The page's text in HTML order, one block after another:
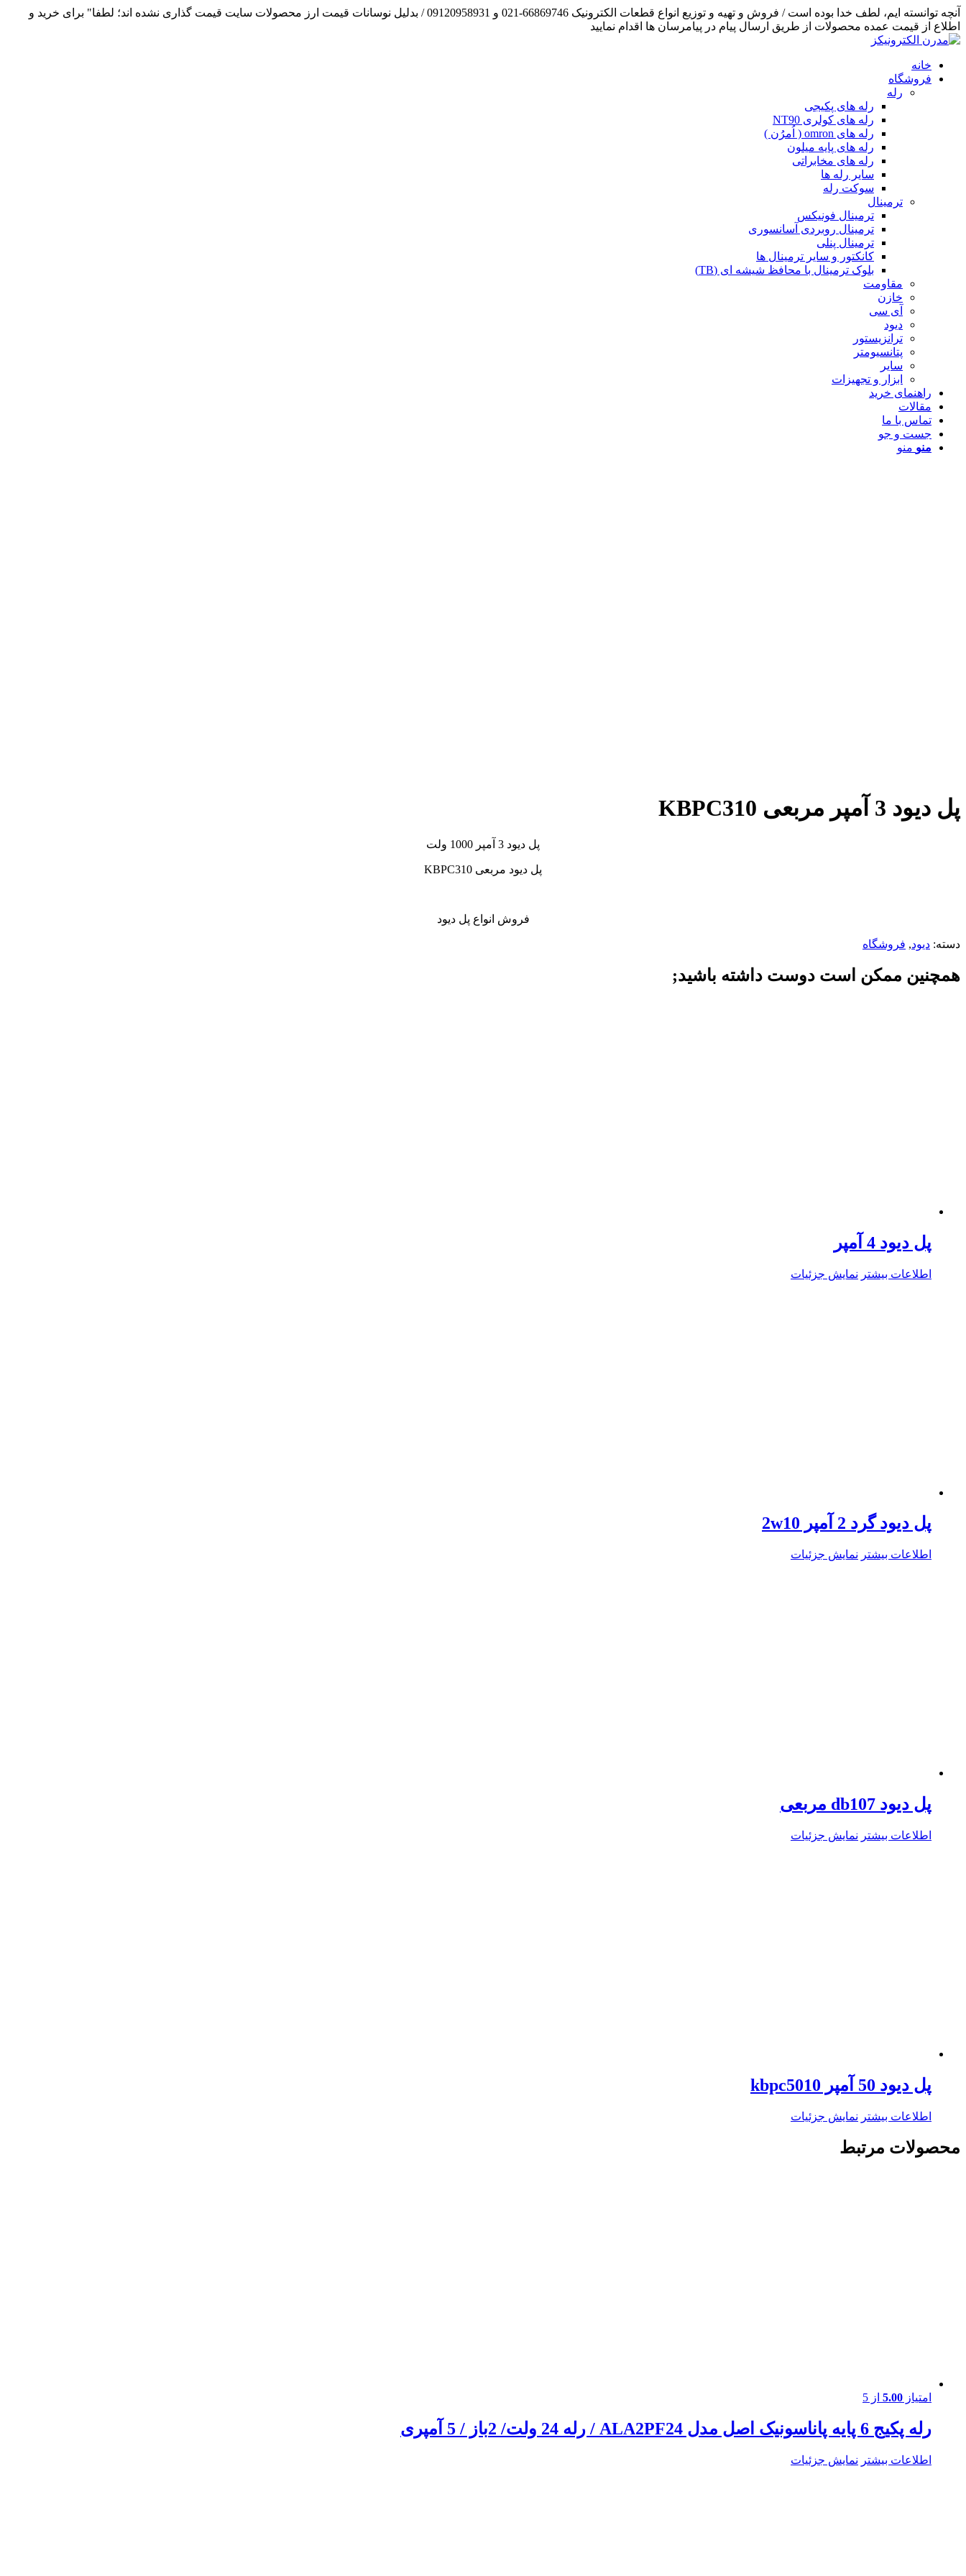
آنچه توانسته ایم، لطف خدا بوده است / فروش و تهیه و توزیع انواع قطعات الکترونیک 66869746-021 و 09120958931 / بدلیل نوسانات قیمت ارز محصولات سایت قیمت گذاری نشده اند؛ لطفا" برای خرید و
اطلاع از قیمت عمده محصولات از طریق ارسال پیام در پیامرسان ها اقدام نمایید
خانه
فروشگاه
رله
رله های پکیجی
رله های کولری NT90
رله های omron ( اُمرُن )
رله های پایه میلون
رله های مخابراتی
سایر رله ها
سوکت رله
ترمینال
ترمینال فونیکس
ترمینال روبردی آسانسوری
ترمینال پنلی
کانکتور و سایر ترمینال ها
بلوک ترمینال با محافظ شیشه ای (TB)
مقاومت
خازن
آی سی
دیود
ترانزیستور
پتانسیومتر
سایر
ابزار و تجهیزات
راهنمای خرید
مقالات
تماس با ما
جست و جو
منو منو
پل دیود 3 آمپر مربعی KBPC310
پل دیود 3 آمپر 1000 ولت
پل دیود مربعی KBPC310
فروش انواع پل دیود
دسته: دیود, فروشگاه
همچنین ممکن است دوست داشته باشید;
پل دیود 4 آمپر
اطلاعات بیشتر نمایش جزئیات
پل دیود گرد 2 آمپر 2w10
اطلاعات بیشتر نمایش جزئیات
پل دیود db107 مربعی
اطلاعات بیشتر نمایش جزئیات
پل دیود 50 آمپر kbpc5010
اطلاعات بیشتر نمایش جزئیات
محصولات مرتبط
امتیاز 5.00 از 5
رله پکیج 6 پایه پاناسونیک اصل مدل ALA2PF24 / رله 24 ولت/ 2باز / 5 آمپری
اطلاعات بیشتر نمایش جزئیات